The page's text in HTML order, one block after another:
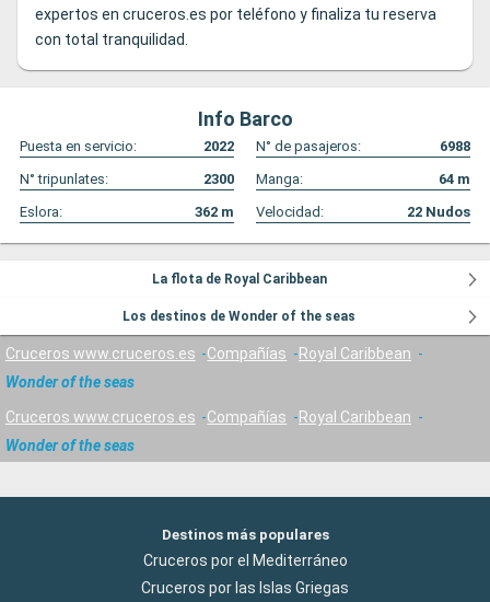
expertos en cruceros.es por teléfono y finaliza tu reserva
con total tranquilidad.
Info Barco
Puesta en servicio: 2022 N° de pasajeros:
6988
N° tripunlates:
2300 Manga: 64 m
Eslora:
362 m Velocidad: 22 Nudos
La flota de Royal Caribbean
Los destinos de Wonder of the seas
Cruceros www.cruceros.es Compañías
Royal Caribbean
Wonder of the seas
Cruceros www.cruceros.es Compañías
Royal Caribbean
Wonder of the seas
Destinos más populares
Cruceros por el Mediterráneo
Cruceros por las Islas Griegas